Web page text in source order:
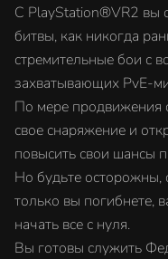
С PlayStation®VR2 вы
битвы, как никогда
стремительные бои с
захватывающих PvE-
По мере продвижения
свое снаряжение и
повысить свои шансы
Но будьте осторожны,
только вы погибнете,
начать все с нуля.
Вы готовы служить